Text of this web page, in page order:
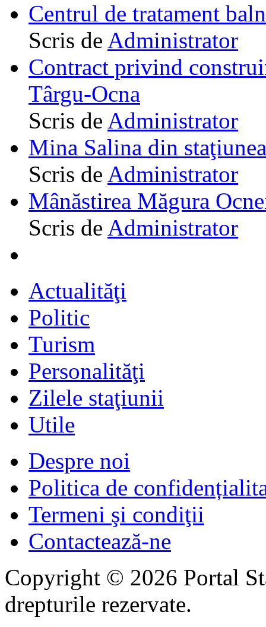
Centrul de tratament
Scris de Administrator
Contract privind
Târgu-Ocna
Scris de Administrator
Mina Salina din
Scris de Administrator
Mânăstirea Măgura
Scris de Administrator
Actualităţi
Politic
Turism
Personalităţi
Zilele staţiunii
Utile
Despre noi
Politica de
Termeni şi condiţii
Contactează-ne
Copyright © 2026 Portal
drepturile rezervate.